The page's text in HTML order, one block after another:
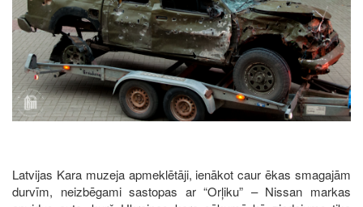
Latvijas Kara muzeja apmeklētāji, ienākot caur ēkas smagajām
durvīm, neizbēgami sastopas ar “Orļiku” – Nissan markas